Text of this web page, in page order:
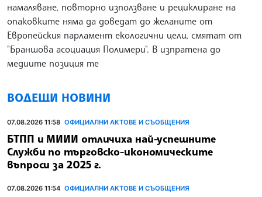
намаляване, повторно използване и рециклиране на
опаковките няма да доведат до желаните от
Европейския парламент екологични цели, смятат от
"Браншова асоциация Полимери". В изпратена до
медиите позиция те
ВОДЕЩИ НОВИНИ
07.08.2026 11:58 ОФИЦИАЛНИ АКТОВЕ И СЪОБЩЕНИЯ
БТПП и МИИИ отличиха най-успешните
Служби по търговско-икономическите
въпроси за 2025 г.
07.08.2026 11:54 ОФИЦИАЛНИ АКТОВЕ И СЪОБЩЕНИЯ